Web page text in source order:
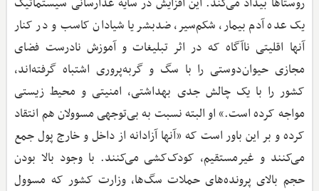
یک عده آدم بیمار، شکم‌سیر، ضدبشر یا شیادان کاسب و در کنار
آنها اقلیتی ناآگاه که در اثر تبلیغات و آموزش نادرست فضای
مجازی حیوان‌دوستی را با سگ و گربه‌پروری اشتباه گرفته‌اند،
کشور را با یک چالش جدی بهداشتی، امنیتی و محیط زیستی
مواجه کرده‌ است.» او البته نسبت به بی‌توجهی مسوولان هم انتقاد
کرده و بر این باور است که «آنها آزادانه از داخل و خارج پول جمع
می‌کنند و غیرمستقیم، کودک‌کشی می‌کنند. با وجود بالا بودن
حجم بالای پرونده‌های حملات سگ‌ها، وزارت کشور که مسوول